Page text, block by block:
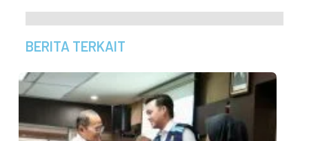
BERITA TERKAIT